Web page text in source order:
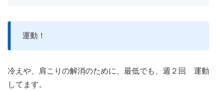
運動！
冷えや、肩こりの解消のために、最低でも、週２回 運動
してます。